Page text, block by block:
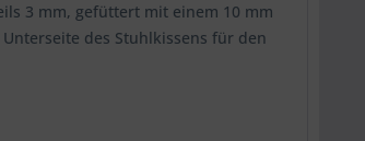
3 mm, gefüttert mit einem 10 mm
des Stuhlkissens für den